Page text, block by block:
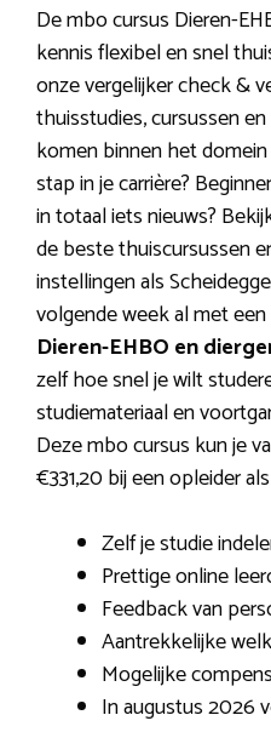
De mbo cursus Dieren-
kennis flexibel en snel
onze vergelijker check &
thuisstudies, cursussen
komen binnen het
stap in je carrière?
in totaal iets nieuws?
de beste thuiscursussen
instellingen als
volgende week al met een
Dieren-EHBO en
zelf hoe snel je wilt
studiemateriaal en
Deze mbo cursus kun je
€331,20 bij een opleider
Zelf je studie
Prettige online
Feedback van
Aantrekkelijke
Mogelijke
In augustus 2026